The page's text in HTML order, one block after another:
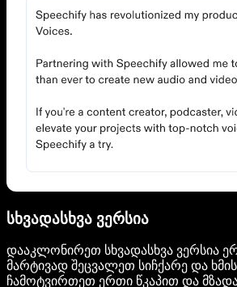
სხვადასხვა ვერსია
დააკლონირეთ სხვადასხვა ვერსია
მარტივად შეცვალეთ სიჩქარე და
ჩამოტვირთეთ ერთი წკაპით და